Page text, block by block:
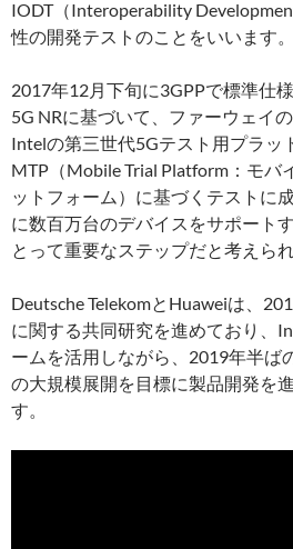
IODT（Interoperability
性の開発テストのことをいいます。
2017年12月下旬に3GPPで標準仕
5G NRに基づいて、ファーウェイ
Intelの第三世代5Gテスト用プラッ
MTP（Mobile Trial Platform：モバ
ットフォーム）に基づくテストに
に数百万台のデバイスをサポート
とって重要なステップだと考えられ
Deutsche TelekomとHuaweiは、
に関する共同研究を進めており、
ームを活用しながら、2019年半ば
の大規模展開を目標に製品開発を
す。